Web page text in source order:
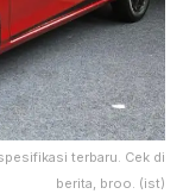
terbaru. Cek di
berita, broo. (ist)